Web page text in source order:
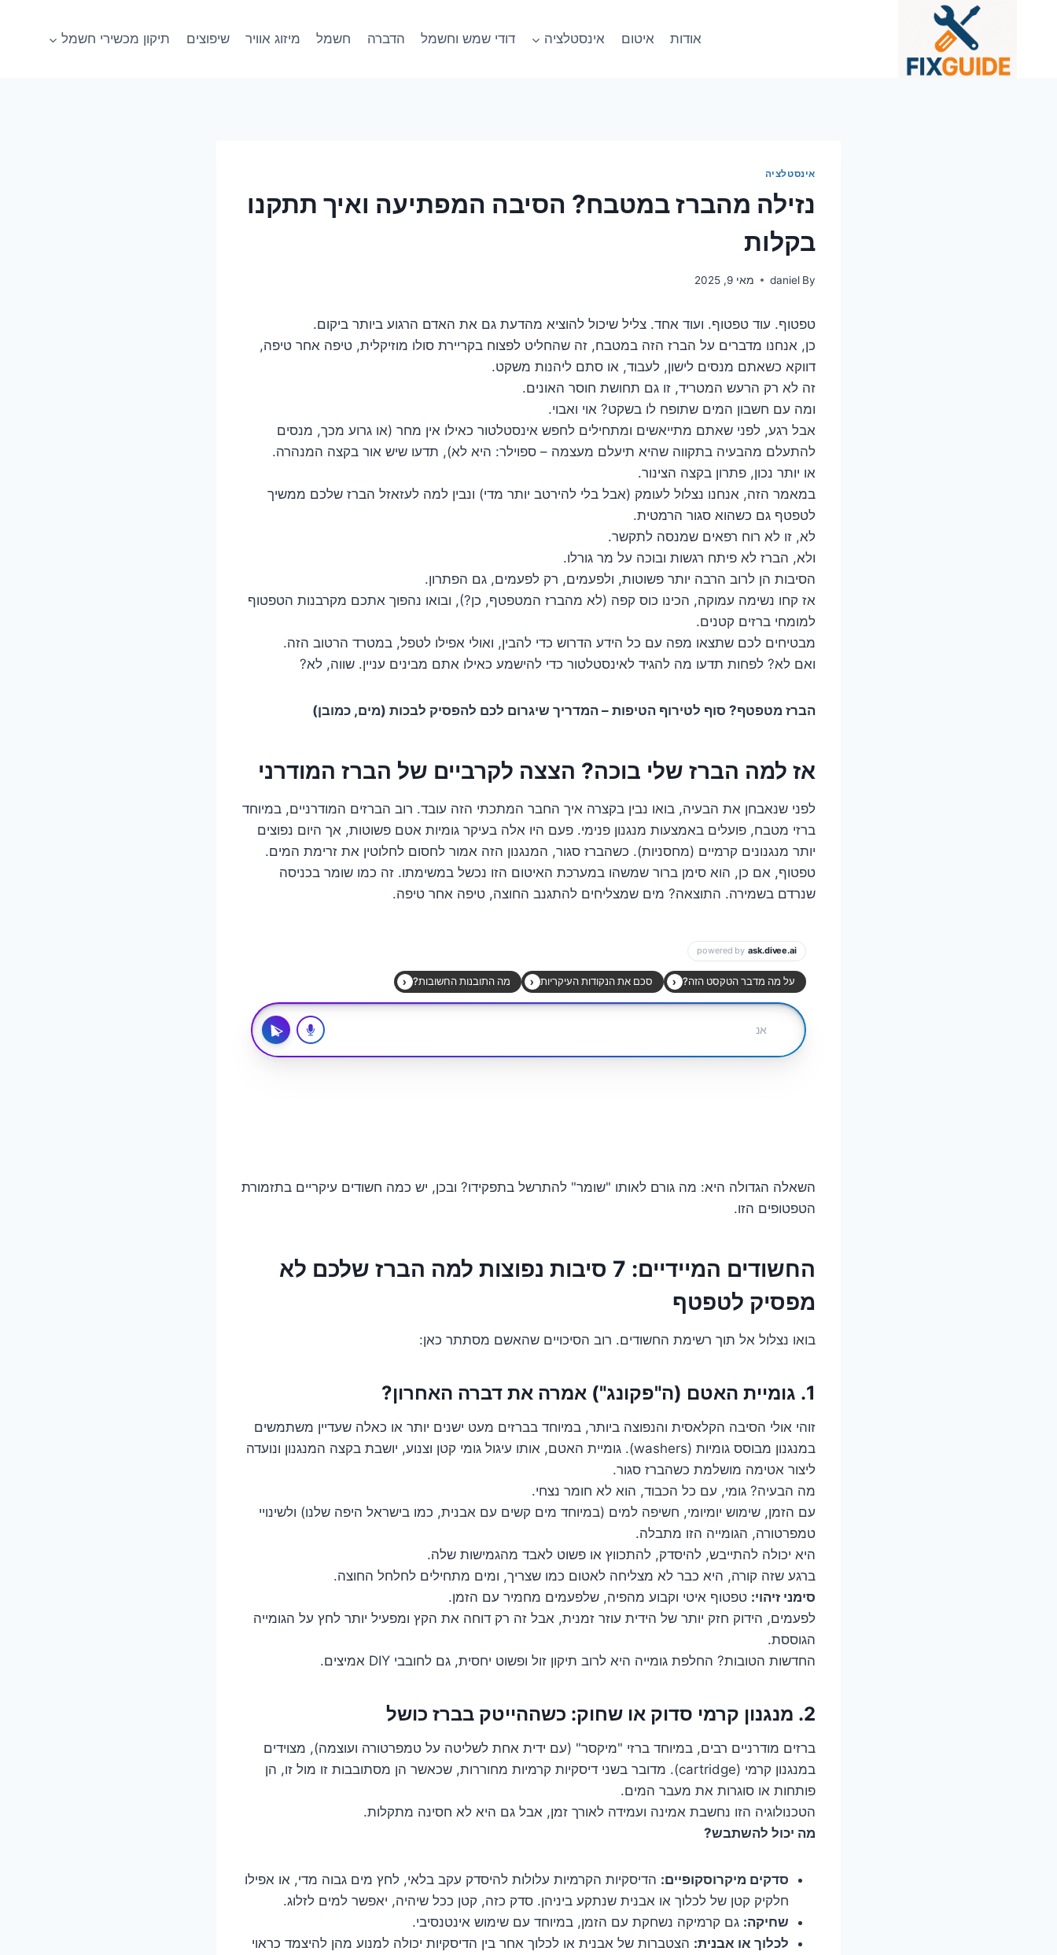
אודות איטום אינסטלציה דודי שמש וחשמל הדברה חשמל מיזוג אוויר שיפוצים תיקון מכשירי חשמל
אינסטלציה
נזילה מהברז במטבח? הסיבה המפתיעה ואיך תתקנו
בקלות
By
daniel מאי 9, 2025
טפטוף. עוד טפטוף. ועוד אחד. צליל שיכול להוציא מהדעת גם את האדם הרגוע ביותר ביקום.
כן, אנחנו מדברים על הברז הזה במטבח, זה שהחליט לפצוח בקריירת סולו מוזיקלית, טיפה אחר טיפה,
דווקא כשאתם מנסים לישון, לעבוד, או סתם ליהנות משקט.
זה לא רק הרעש המטריד, זו גם תחושת חוסר האונים.
ומה עם חשבון המים שתופח לו בשקט? אוי ואבוי.
אבל רגע, לפני שאתם מתייאשים ומתחילים לחפש אינסטלטור כאילו אין מחר (או גרוע מכך, מנסים
להתעלם מהבעיה בתקווה שהיא תיעלם מעצמה – ספוילר: היא לא), תדעו שיש אור בקצה המנהרה.
או יותר נכון, פתרון בקצה הצינור.
במאמר הזה, אנחנו נצלול לעומק (אבל בלי להירטב יותר מדי) ונבין למה לעזאזל הברז שלכם ממשיך
לטפטף גם כשהוא סגור הרמטית.
לא, זו לא רוח רפאים שמנסה לתקשר.
ולא, הברז לא פיתח רגשות ובוכה על מר גורלו.
הסיבות הן לרוב הרבה יותר פשוטות, ולפעמים, רק לפעמים, גם הפתרון.
אז קחו נשימה עמוקה, הכינו כוס קפה (לא מהברז המטפטף, כן?), ובואו נהפוך אתכם מקרבנות הטפטוף
למומחי ברזים קטנים.
מבטיחים לכם שתצאו מפה עם כל הידע הדרוש כדי להבין, ואולי אפילו לטפל, במטרד הרטוב הזה.
ואם לא? לפחות תדעו מה להגיד לאינסטלטור כדי להישמע כאילו אתם מבינים עניין. שווה, לא?
הברז מטפטף? סוף לטירוף הטיפות – המדריך שיגרום לכם להפסיק לבכות (מים, כמובן)
אז למה הברז שלי בוכה? הצצה לקרביים של הברז המודרני
לפני שנאבחן את הבעיה, בואו נבין בקצרה איך החבר המתכתי הזה עובד. רוב הברזים המודרניים, במיוחד
ברזי מטבח, פועלים באמצעות מנגנון פנימי. פעם היו אלה בעיקר גומיות אטם פשוטות, אך היום נפוצים
יותר מנגנונים קרמיים (מחסניות). כשהברז סגור, המנגנון הזה אמור לחסום לחלוטין את זרימת המים.
טפטוף, אם כן, הוא סימן ברור שמשהו במערכת האיטום הזו נכשל במשימתו. זה כמו שומר בכניסה
שנרדם בשמירה. התוצאה? מים שמצליחים להתגנב החוצה, טיפה אחר טיפה.
השאלה הגדולה היא: מה גורם לאותו "שומר" להתרשל בתפקידו? ובכן, יש כמה חשודים עיקריים בתזמורת
הטפטופים הזו.
החשודים המיידיים: 7 סיבות נפוצות למה הברז שלכם לא
מפסיק לטפטף
בואו נצלול אל תוך רשימת החשודים. רוב הסיכויים שהאשם מסתתר כאן:
1. גומיית האטם (ה"פקונג") אמרה את דברה האחרון?
זוהי אולי הסיבה הקלאסית והנפוצה ביותר, במיוחד בברזים מעט ישנים יותר או כאלה שעדיין משתמשים
במנגנון מבוסס גומיות (washers). גומיית האטם, אותו עיגול גומי קטן וצנוע, יושבת בקצה המנגנון ונועדה
ליצור אטימה מושלמת כשהברז סגור.
מה הבעיה? גומי, עם כל הכבוד, הוא לא חומר נצחי.
עם הזמן, שימוש יומיומי, חשיפה למים (במיוחד מים קשים עם אבנית, כמו בישראל היפה שלנו) ולשינויי
טמפרטורה, הגומייה הזו מתבלה.
היא יכולה להתייבש, להיסדק, להתכווץ או פשוט לאבד מהגמישות שלה.
ברגע שזה קורה, היא כבר לא מצליחה לאטום כמו שצריך, ומים מתחילים לחלחל החוצה.
סימני זיהוי: טפטוף איטי וקבוע מהפיה, שלפעמים מחמיר עם הזמן.
לפעמים, הידוק חזק יותר של הידית עוזר זמנית, אבל זה רק דוחה את הקץ ומפעיל יותר לחץ על הגומייה
הגוססת.
החדשות הטובות? החלפת גומייה היא לרוב תיקון זול ופשוט יחסית, גם לחובבי DIY אמיצים.
2. מנגנון קרמי סדוק או שחוק: כשההייטק בברז כושל
ברזים מודרניים רבים, במיוחד ברזי "מיקסר" (עם ידית אחת לשליטה על טמפרטורה ועוצמה), מצוידים
במנגנון קרמי (cartridge). מדובר בשני דיסקיות קרמיות מחוררות, שכאשר הן מסתובבות זו מול זו, הן
פותחות או סוגרות את מעבר המים.
הטכנולוגיה הזו נחשבת אמינה ועמידה לאורך זמן, אבל גם היא לא חסינה מתקלות.
מה יכול להשתבש?
סדקים מיקרוסקופיים: הדיסקיות הקרמיות עלולות להיסדק עקב בלאי, לחץ מים גבוה מדי, או אפילו
חלקיק קטן של לכלוך או אבנית שנתקע ביניהן. סדק כזה, קטן ככל שיהיה, יאפשר למים לזלוג.
שחיקה: גם קרמיקה נשחקת עם הזמן, במיוחד עם שימוש אינטנסיבי.
לכלוך או אבנית: הצטברות של אבנית או לכלוך אחר בין הדיסקיות יכולה למנוע מהן להיצמד כראוי